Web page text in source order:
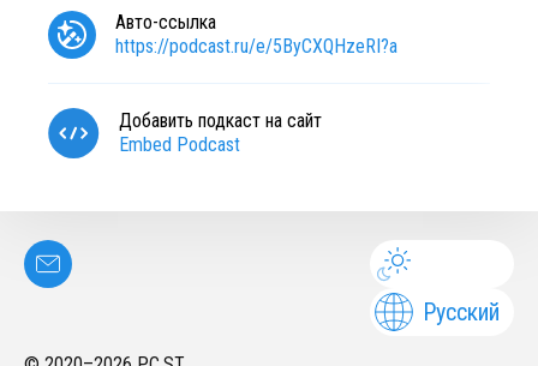
Авто-ссылка
https://podcast.ru/e/5ByCXQHzeRI?a
Добавить подкаст на сайт
Embed Podcast
Русский